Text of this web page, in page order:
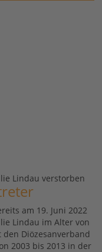
Lindau verstorben
am 19. Juni 2022
Lindau im Alter von
Diözesanverband
2003 bis 2013 in der